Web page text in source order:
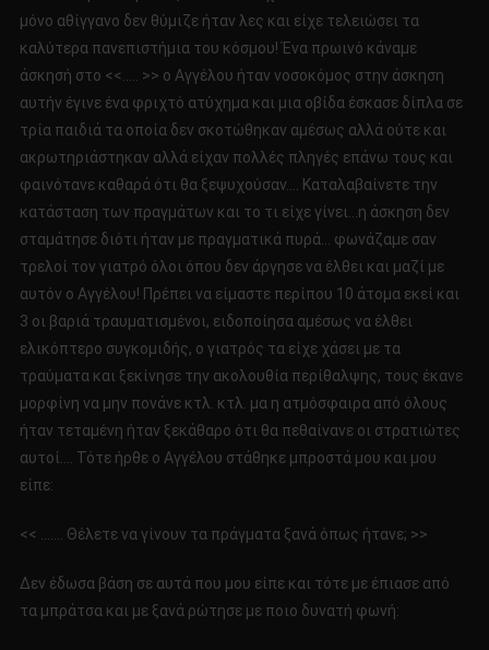
μόνο αθίγγανο δεν θύμιζε ήταν λες και είχε τελειώσει τα
καλύτερα πανεπιστήμια του κόσμου! Ένα πρωινό κάναμε
άσκησή στο <<….. >> ο Αγγέλου ήταν νοσοκόμος στην άσκηση
αυτήν έγινε ένα φριχτό ατύχημα και μια οβίδα έσκασε δίπλα σε
τρία παιδιά τα οποία δεν σκοτώθηκαν αμέσως αλλά ούτε και
ακρωτηριάστηκαν αλλά είχαν πολλές πληγές επάνω τους και
φαινότανε καθαρά ότι θα ξεψυχούσαν…. Καταλαβαίνετε την
κατάσταση των πραγμάτων και το τι είχε γίνει…η άσκηση δεν
σταμάτησε διότι ήταν με πραγματικά πυρά… φωνάζαμε σαν
τρελοί τον γιατρό όλοι όπου δεν άργησε να έλθει και μαζί με
αυτόν ο Αγγέλου! Πρέπει να είμαστε περίπου 10 άτομα εκεί και
3 οι βαριά τραυματισμένοι, ειδοποίησα αμέσως να έλθει
ελικόπτερο συγκομιδής, ο γιατρός τα είχε χάσει με τα
τραύματα και ξεκίνησε την ακολουθία περίθαλψης, τους έκανε
μορφίνη να μην πονάνε κτλ. κτλ. μα η ατμόσφαιρα από όλους
ήταν τεταμένη ήταν ξεκάθαρο ότι θα πεθαίνανε οι στρατιώτες
αυτοί…. Τότε ήρθε ο Αγγέλου στάθηκε μπροστά μου και μου
είπε:
<< ……. Θέλετε να γίνουν τα πράγματα ξανά όπως ήτανε; >>
Δεν έδωσα βάση σε αυτά που μου είπε και τότε με έπιασε από
τα μπράτσα και με ξανά ρώτησε με ποιο δυνατή φωνή: